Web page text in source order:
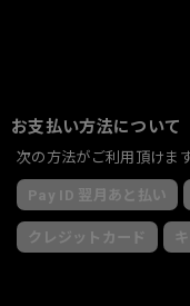
お支払い方法について
次の方法がご利用頂けます
Pay ID 翌月あと払い
クレジットカード